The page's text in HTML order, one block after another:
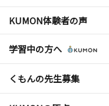
KUMON体験者の声
学習中の方へ
くもんの先生募集